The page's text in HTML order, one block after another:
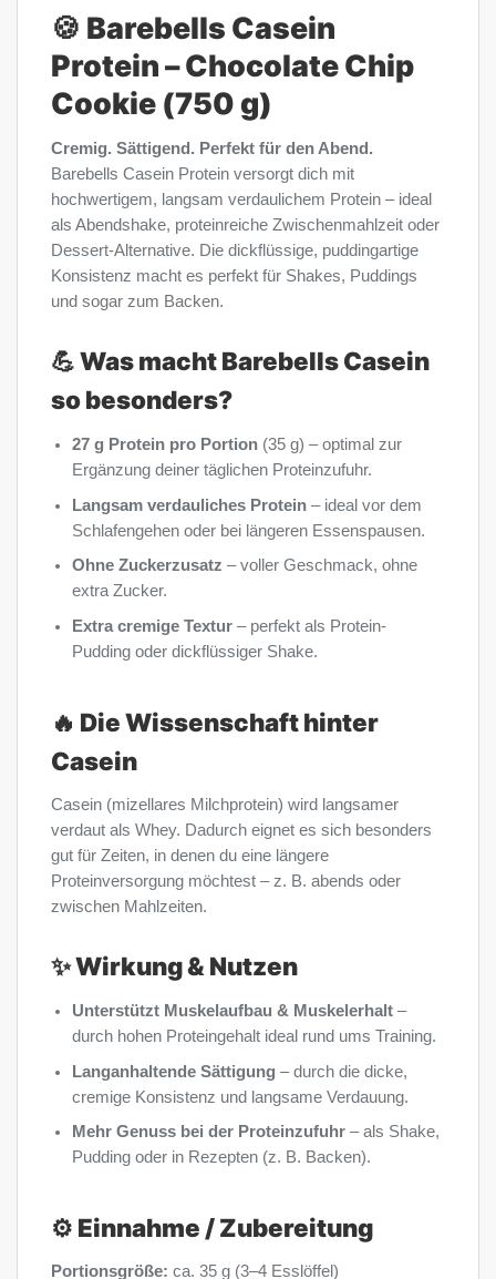
🍪 Barebells Casein
Protein – Chocolate Chip
Cookie (750 g)
Cremig. Sättigend. Perfekt für den Abend.
Barebells Casein Protein versorgt dich mit
hochwertigem, langsam verdaulichem Protein – ideal
als Abendshake, proteinreiche Zwischenmahlzeit oder
Dessert-Alternative. Die dickflüssige, puddingartige
Konsistenz macht es perfekt für Shakes, Puddings
und sogar zum Backen.
💪 Was macht Barebells Casein
so besonders?
27 g Protein pro Portion (35 g) – optimal zur
Ergänzung deiner täglichen Proteinzufuhr.
Langsam verdauliches Protein – ideal vor dem
Schlafengehen oder bei längeren Essenspausen.
Ohne Zuckerzusatz – voller Geschmack, ohne
extra Zucker.
Extra cremige Textur – perfekt als Protein-
Pudding oder dickflüssiger Shake.
🔥 Die Wissenschaft hinter
Casein
Casein (mizellares Milchprotein) wird langsamer
verdaut als Whey. Dadurch eignet es sich besonders
gut für Zeiten, in denen du eine längere
Proteinversorgung möchtest – z. B. abends oder
zwischen Mahlzeiten.
✨ Wirkung & Nutzen
Unterstützt Muskelaufbau & Muskelerhalt –
durch hohen Proteingehalt ideal rund ums Training.
Langanhaltende Sättigung – durch die dicke,
cremige Konsistenz und langsame Verdauung.
Mehr Genuss bei der Proteinzufuhr – als Shake,
Pudding oder in Rezepten (z. B. Backen).
⚙️ Einnahme / Zubereitung
Portionsgröße: ca. 35 g (3–4 Esslöffel)